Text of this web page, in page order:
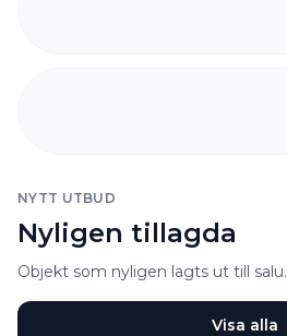
NYTT UTBUD
Nyligen tillagda
Objekt som nyligen lagts ut till salu.
Visa alla